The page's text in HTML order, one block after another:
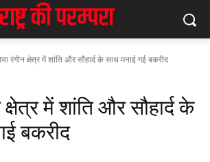
रंगीन क्षेत्र में शांति और सौहार्द के साथ मनाई गई बकरीद
क्षेत्र में शांति और सौहार्द के
बकरीद